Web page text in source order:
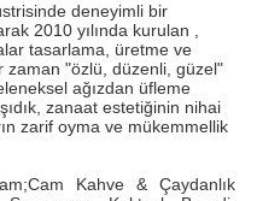
deneyimli bir
2010 yılında kurulan ,
tasarlama, üretme ve
zaman "özlü, düzenli, güzel"
ağızdan üfleme
zanaat estetiğinin nihai
zarif oyma ve mükemmellik
Kahve & Çaydanlık